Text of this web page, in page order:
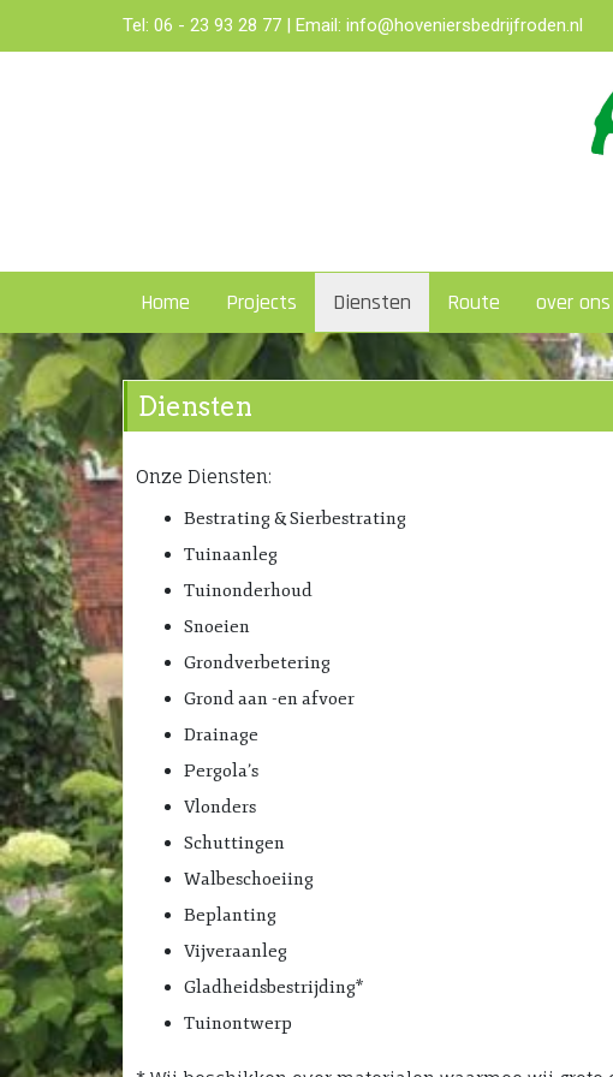
Tel: 06 - 23 93 28 77 | Email: info@hoveniersbedrijfroden.nl
Home Projects Diensten Route over ons
Diensten
Onze Diensten:
Bestrating & Sierbestrating
Tuinaanleg
Tuinonderhoud
Snoeien
Grondverbetering
Grond aan -en afvoer
Drainage
Pergola’s
Vlonders
Schuttingen
Walbeschoeiing
Beplanting
Vijveraanleg
Gladheidsbestrijding*
Tuinontwerp